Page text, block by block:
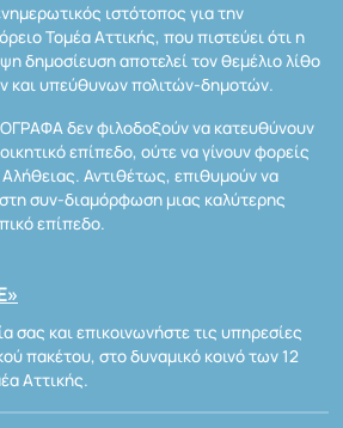
ιστότοπος για την
Τομέα Αττικής, που πιστεύει ότι η
δημοσίευση αποτελεί τον θεμέλιο λίθο
και υπεύθυνων πολιτών-δημοτών.
δεν φιλοδοξούν να κατευθύνουν
επίπεδο, ούτε να γίνουν φορείς
Αλήθειας. Αντιθέτως, επιθυμούν να
συν-διαμόρφωση μιας καλύτερης
επίπεδο.
σας και επικοινωνήστε τις υπηρεσίες
πακέτου, στο δυναμικό κοινό των 12
Αττικής.